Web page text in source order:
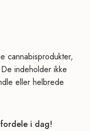
cannabisprodukter,
indeholder ikke
eller helbrede
i dag!